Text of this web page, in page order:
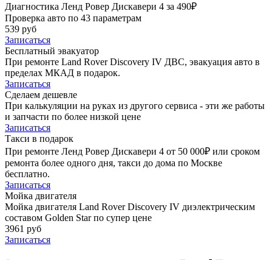
Диагностика Ленд Ровер Дискавери 4 за 490₽
Проверка авто по 43 параметрам
539 руб
Записаться
Бесплатный эвакуатор
При ремонте Land Rover Discovery IV ДВС, эвакуация авто в
пределах МКАД в подарок.
Записаться
Сделаем дешевле
При калькуляции на руках из другого сервиса - эти же работы
и запчасти по более низкой цене
Записаться
Такси в подарок
При ремонте Ленд Ровер Дискавери 4 от 50 000₽ или сроком
ремонта более одного дня, такси до дома по Москве
бесплатно.
Записаться
Мойка двигателя
Мойка двигателя Land Rover Discovery IV диэлектрическим
составом Golden Star по супер цене
3961 руб
Записаться